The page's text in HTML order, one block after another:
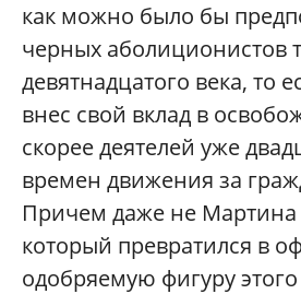
как можно было бы
черных аболиционистов
девятнадцатого века, то
внес свой вклад в
скорее деятелей уже
времен движения за
Причем даже не
который превратился в
одобряемую фигуру